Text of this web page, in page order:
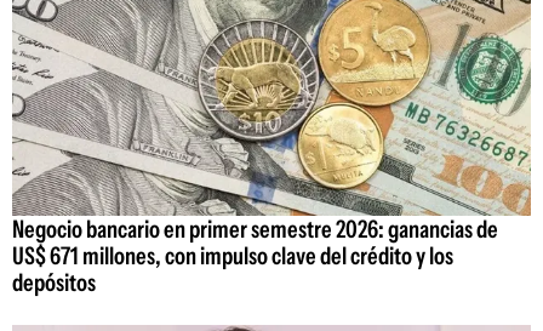
Negocio bancario en primer semestre 2026: ganancias de
US$ 671 millones, con impulso clave del crédito y los
depósitos